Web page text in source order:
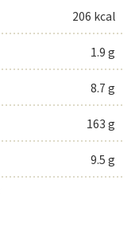
206 kcal
1.9 g
8.7 g
163 g
9.5 g